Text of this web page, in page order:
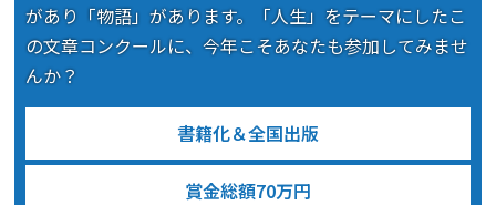
があり「物語」があります。「人生」をテーマにしたこ
の文章コンクールに、今年こそあなたも参加してみませ
んか？
書籍化＆全国出版
賞金総額70万円